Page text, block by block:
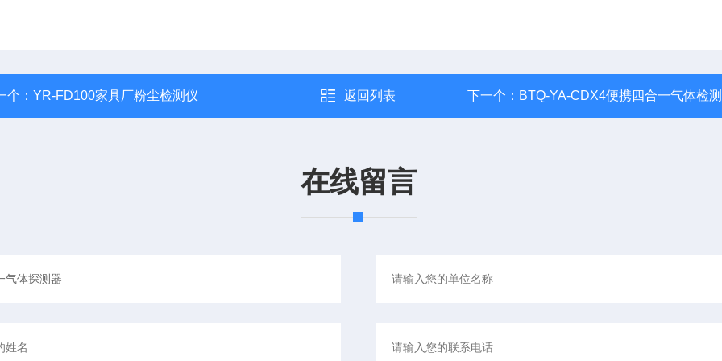
个： YR-FD100家具厂粉尘检测仪 返回列表 下一个： BTQ-YA-CDX4便携四合一气体检
在线留言